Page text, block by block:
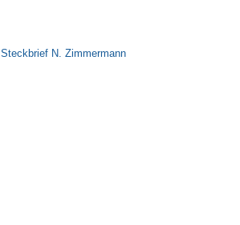
Steckbrief N. Zimmermann